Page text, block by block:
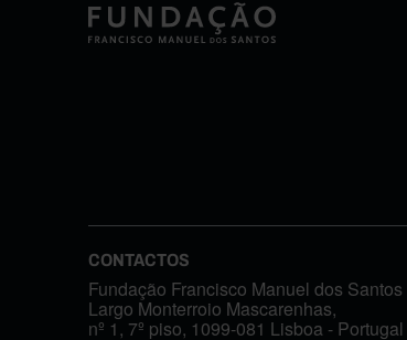
CONTACTOS
Fundação Francisco Manuel dos Santos
Largo Monterroio Mascarenhas,
nº 1, 7º piso, 1099-081 Lisboa - Portugal